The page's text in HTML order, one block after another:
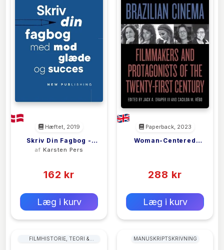
Hæftet, 2019
Skriv Din Fagbog -
Med Mod, Glæde Og
af Karsten Pers
162 kr
Læg i kurv
Paperback, 2023
Woman-Centered
288 kr
Læg i kurv
FILMHISTORIE, TEORI &
MANUSKRIPTSKRIVNING